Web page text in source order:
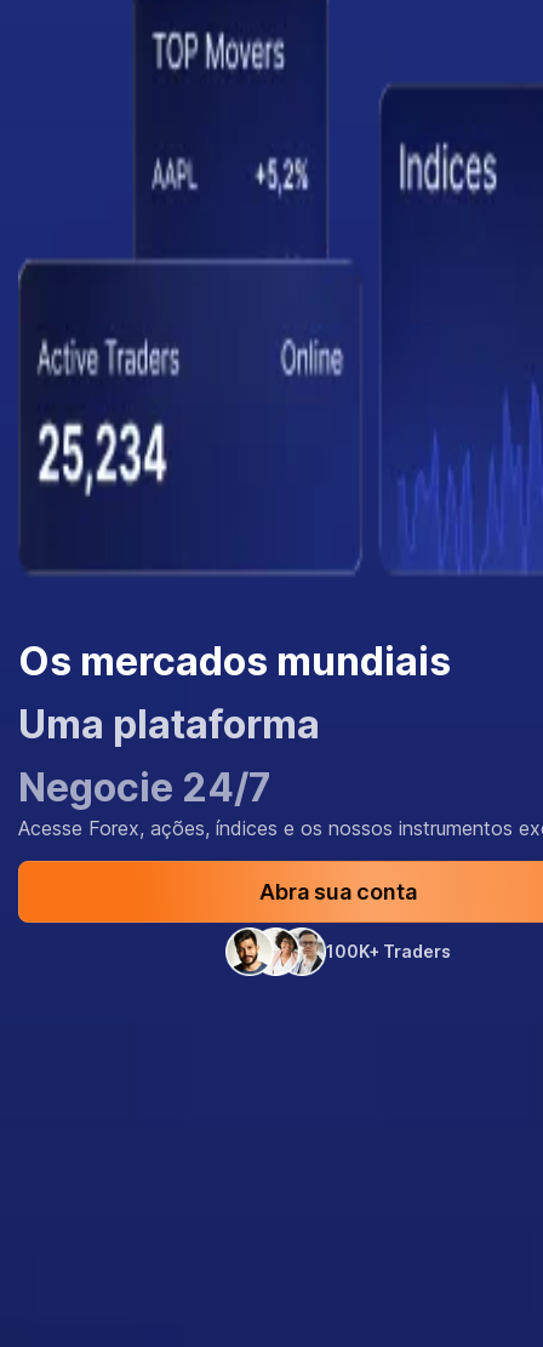
Os mercados mundiais
Uma plataforma
Negocie 24/7
Acesse Forex, ações, índices e os nossos instrumentos
Abra sua conta
100K+ Traders